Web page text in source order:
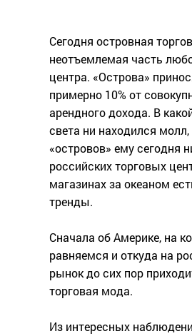
Сегодня островная
неотъемлемая часть
центра. «Острова»
примерно 10% от
арендного дохода. В
света ни находился молл,
«островов» ему сегодня
российских торговых
магазинах за океаном
тренды.
Сначала об Америке, на
равняемся и откуда на
рынок до сих пор
торговая мода.
Из интересных